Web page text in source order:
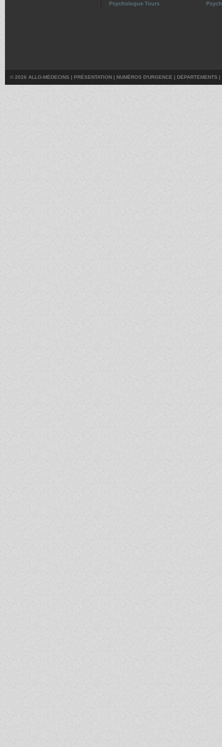
Psychologue Tours
© 2026 ALLO-MÉDECINS | PRÉSENTATION | NUMÉROS D'URGENCE | DÉPARTEMENTS |